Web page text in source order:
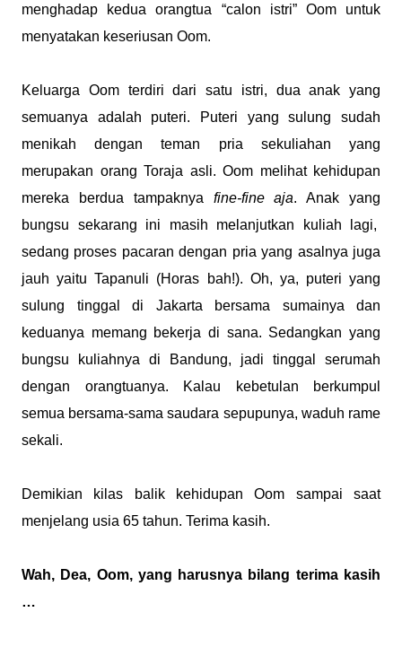
menghadap kedua orangtua “calon istri” Oom untuk
menyatakan keseriusan Oom.
Keluarga Oom terdiri dari satu istri, dua anak yang
semuanya adalah puteri. Puteri yang sulung sudah
menikah dengan teman pria sekuliahan yang
merupakan orang Toraja asli. Oom melihat kehidupan
mereka berdua tampaknya fine-fine aja. Anak yang
bungsu sekarang ini masih melanjutkan kuliah lagi,
sedang proses pacaran dengan pria yang asalnya juga
jauh yaitu Tapanuli (Horas bah!). Oh, ya, puteri yang
sulung tinggal di Jakarta bersama sumainya dan
keduanya memang bekerja di sana. Sedangkan yang
bungsu kuliahnya di Bandung, jadi tinggal serumah
dengan orangtuanya. Kalau kebetulan berkumpul
semua bersama-sama saudara sepupunya, waduh rame
sekali.
Demikian kilas balik kehidupan Oom sampai saat
menjelang usia 65 tahun. Terima kasih.
Wah, Dea, Oom, yang harusnya bilang terima kasih
…